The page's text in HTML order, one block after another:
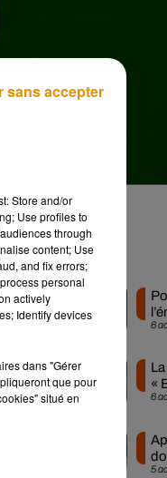
Musique
6
6
«
5
Store and/or
Use profiles to
through
content; Use
and fix errors;
personal
actively
Identify devices
dans "Gérer
que pour
situé en
sans accepter